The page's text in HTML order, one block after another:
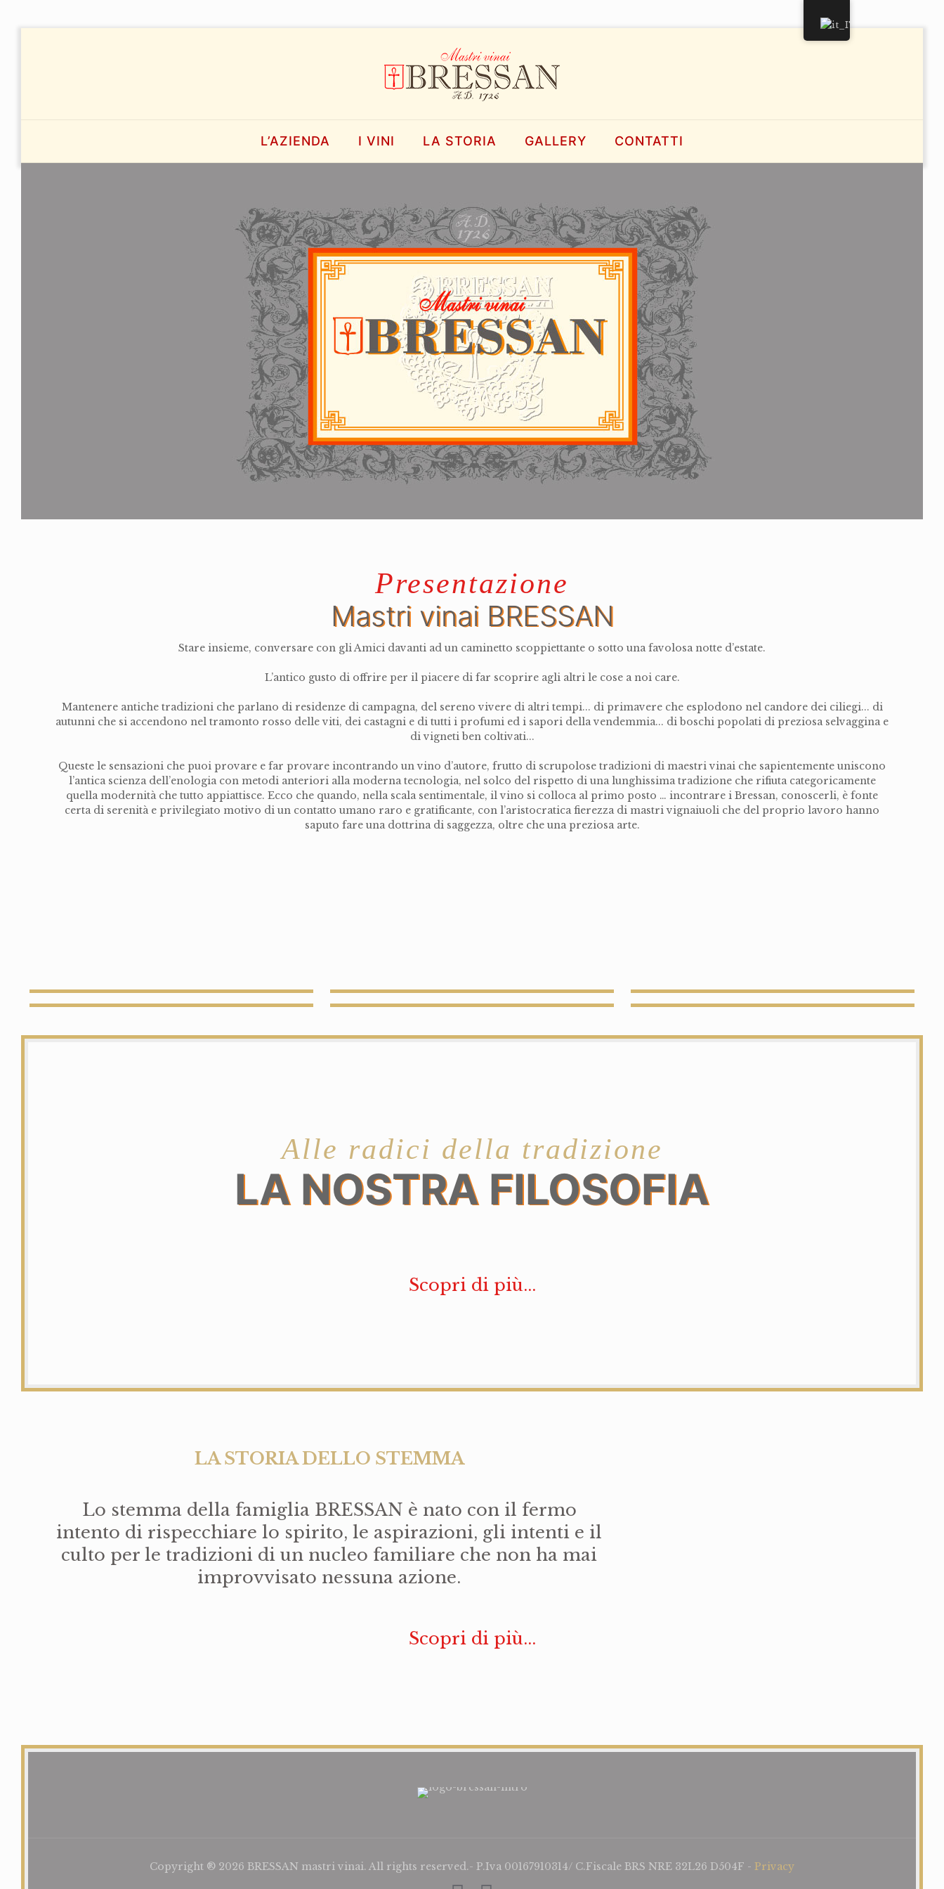
L’AZIENDA I VINI LA STORIA GALLERY CONTATTI
Presentazione
Mastri vinai BRESSAN
Stare insieme, conversare con gli Amici davanti ad un caminetto scoppiettante o sotto una favolosa notte d’estate.
L’antico gusto di offrire per il piacere di far scoprire agli altri le cose a noi care.
Mantenere antiche tradizioni che parlano di residenze di campagna, del sereno vivere di altri tempi... di primavere che esplodono nel candore dei ciliegi... di
autunni che si accendono nel tramonto rosso delle viti, dei castagni e di tutti i profumi ed i sapori della vendemmia... di boschi popolati di preziosa selvaggina e
di vigneti ben coltivati...
Queste le sensazioni che puoi provare e far provare incontrando un vino d’autore, frutto di scrupolose tradizioni di maestri vinai che sapientemente uniscono
l’antica scienza dell’enologia con metodi anteriori alla moderna tecnologia, nel solco del rispetto di una lunghissima tradizione che rifiuta categoricamente
quella modernità che tutto appiattisce. Ecco che quando, nella scala sentimentale, il vino si colloca al primo posto … incontrare i Bressan, conoscerli, è fonte
certa di serenità e privilegiato motivo di un contatto umano raro e gratificante, con l’aristocratica fierezza di mastri vignaiuoli che del proprio lavoro hanno
saputo fare una dottrina di saggezza, oltre che una preziosa arte.
Alle radici della tradizione
LA NOSTRA FILOSOFIA
Scopri di più...
LA STORIA DELLO STEMMA
Lo stemma della famiglia BRESSAN è nato con il fermo
intento di rispecchiare lo spirito, le aspirazioni, gli intenti e il
culto per le tradizioni di un nucleo familiare che non ha mai
improvvisato nessuna azione.
Scopri di più...
Copyright ® 2026 BRESSAN mastri vinai. All rights reserved.- P.Iva 00167910314/ C.Fiscale BRS NRE 32L26 D504F - Privacy